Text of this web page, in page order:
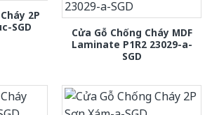
2P
SGD
Cửa Gỗ Chống Cháy MDF
Laminate P1R2 23029-a-
SGD